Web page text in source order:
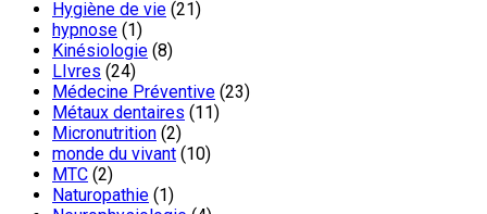
Hygiène de vie (21)
hypnose (1)
Kinésiologie (8)
LIvres (24)
Médecine Préventive (23)
Métaux dentaires (11)
Micronutrition (2)
monde du vivant (10)
MTC (2)
Naturopathie (1)